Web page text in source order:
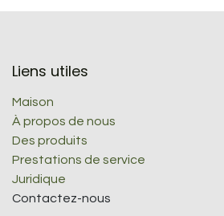
Liens utiles
Maison
À propos de nous
Des produits
Prestations de service
Juridique
Contactez-nous